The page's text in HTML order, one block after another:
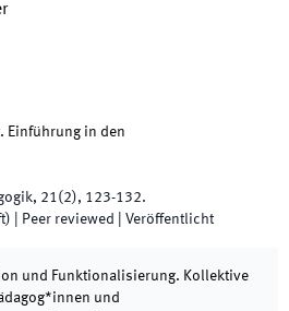
Einführung in den
, 21(2), 123-132.
| Peer reviewed Veröffentlicht
und Funktionalisierung. Kollektive
und